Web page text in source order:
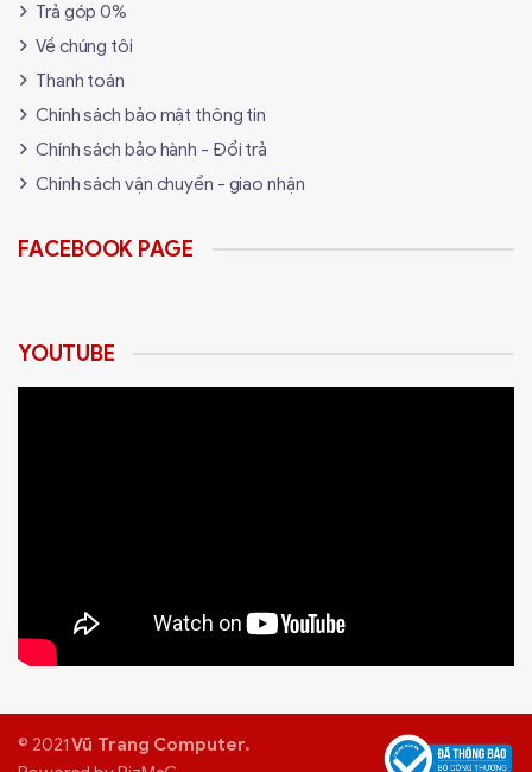
mực tận nơi
sửa chữa ngay.
✅ Tư Vấn Tiết Kiệm Chi Phí:
in phun hay Laser?", "Máy chiếu nào bền?".
Chúng tôi tư vấn giải pháp tối ưu nhất cho
nhu cầu in ấn/trình chiếu của bạn, tránh lãng
phí mực in và điện năng.
✅ Hàng Chính Hãng - Hóa Đơn Đầy Đủ:
✅ Lắp Đặt Thẩm Mỹ:Đội ngũ kỹ thuật
chuyên nghiệp hỗ trợ thi công treo máy
Trả góp 0%
Về chúng tôi
Thanh toán
Chính sách bảo mật thông tin
Chính sách bảo hành - Đổi trả
Chính sách vận chuyển - giao nhận
FACEBOOK PAGE
YOUTUBE
© 2021Vũ Trang Computer.